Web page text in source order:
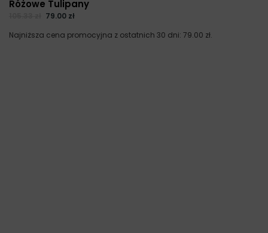
Różowe Tulipany
79.00 zł
Najniższa cena promocyjna z ostatnich 30 dni: 79.00 zł.